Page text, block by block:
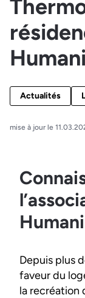
Actualités
mise à jour le
Depuis plus
faveur du
la recréation